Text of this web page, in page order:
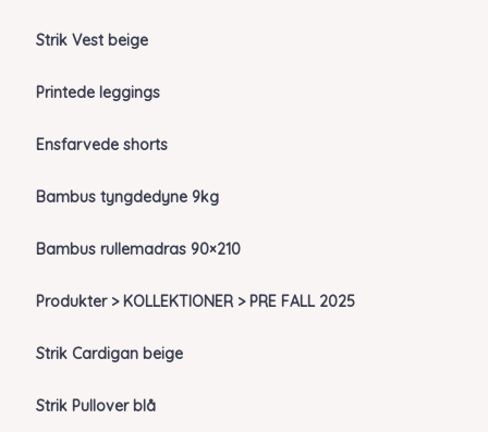
Strik Vest beige
Printede leggings
Ensfarvede shorts
Bambus tyngdedyne 9kg
Bambus rullemadras 90×210
Produkter > KOLLEKTIONER > PRE FALL 2025
Strik Cardigan beige
Strik Pullover blå